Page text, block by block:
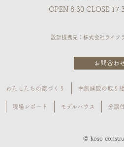
OPEN 8:30 CLOSE
設計提携先：株式会社ライフ
お問合わ
わたしたちの家づくり 幸創建設の取り
現場レポート モデルハウス 分譲
© koso